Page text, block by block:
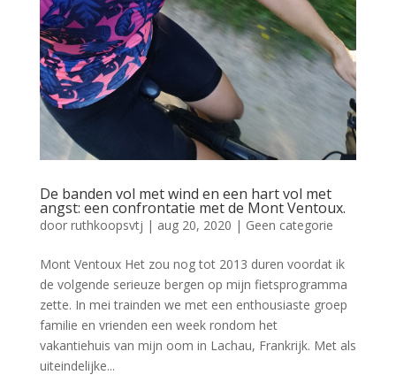
De banden vol met wind en een hart vol met
angst: een confrontatie met de Mont Ventoux.
door ruthkoopsvtj | aug 20, 2020 | Geen categorie
Mont Ventoux Het zou nog tot 2013 duren voordat ik
de volgende serieuze bergen op mijn fietsprogramma
zette. In mei trainden we met een enthousiaste groep
familie en vrienden een week rondom het
vakantiehuis van mijn oom in Lachau, Frankrijk. Met als
uiteindelijke...